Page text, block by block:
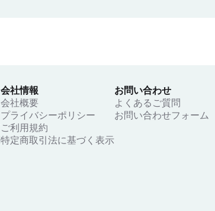
会社情報
会社概要
プライバシーポリシー
ご利用規約
特定商取引法に基づく表示
お問い合わせ
よくあるご質問
お問い合わせフォーム